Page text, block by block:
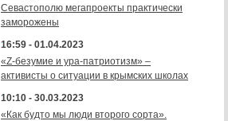
Севастополю мегапроекты практически
заморожены
16:59 - 01.04.2023
«Z-безумие и ура-патриотизм» –
активисты о ситуации в крымских школах
10:10 - 30.03.2023
«Как будто мы люди второго сорта».